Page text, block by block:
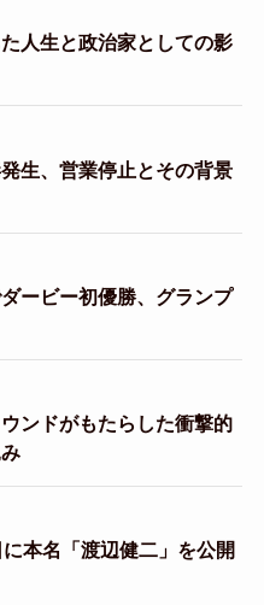
人生と政治家としての影
生、営業停止とその背景
ービー初優勝、グランプ
ンドがもたらした衝撃的
本名「渡辺健二」を公開